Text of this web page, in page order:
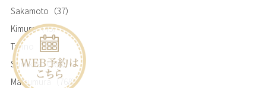
Sakamoto （37）
Kimura（45）
Tanno
（719）
Sumikita（365）
Matsumura（768）